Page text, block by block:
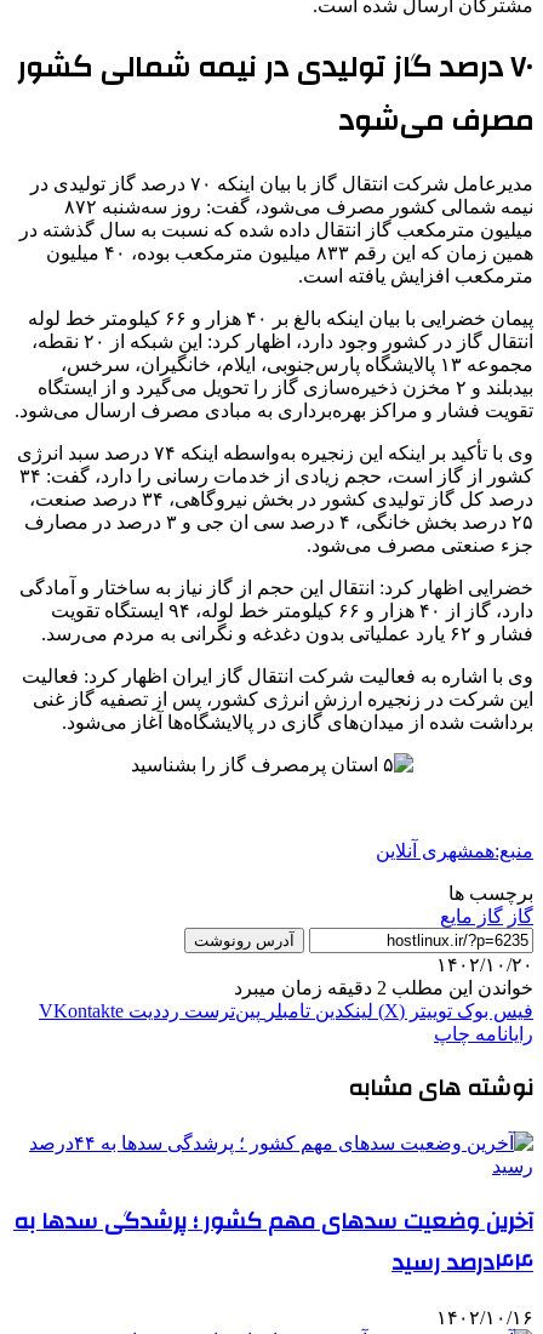
مشترکان ارسال شده است.
۷۰ درصد گاز تولیدی در نیمه شمالی کشور
مصرف می‌شود
مدیرعامل شرکت انتقال گاز با بیان اینکه ۷۰ درصد گاز تولیدی در
نیمه شمالی کشور مصرف می‌شود، گفت: روز سه‌شنبه ۸۷۲
میلیون مترمکعب گاز انتقال داده شده که نسبت به سال گذشته در
همین زمان که این رقم ۸۳۳ میلیون مترمکعب بوده، ۴۰ میلیون
مترمکعب افزایش یافته است. ‌
پیمان خضرایی با بیان اینکه بالغ بر ۴۰ هزار و ۶۶ کیلومتر خط لوله
انتقال گاز در کشور وجود دارد، اظهار کرد: این شبکه از ۲۰ نقطه،
مجموعه ۱۳ پالایشگاه پارس‌جنوبی، ایلام، خانگیران، سرخس،
بیدبلند و ۲ مخزن ذخیره‌سازی گاز را تحویل می‌گیرد و از ایستگاه
تقویت فشار و مراکز بهره‌برداری به مبادی مصرف ارسال می‌شود.
وی با تأکید بر اینکه این زنجیره به‌واسطه اینکه ۷۴ درصد سبد انرژی
کشور از گاز است، حجم زیادی از خدمات رسانی را دارد، گفت: ۳۴
درصد کل گاز تولیدی کشور در بخش نیروگاهی، ۳۴ درصد صنعت،
۲۵ درصد بخش خانگی، ۴ درصد سی ان جی و ۳ درصد در مصارف
جزء صنعتی مصرف می‌شود. ‌
خضرایی اظهار کرد: انتقال این حجم از گاز نیاز به ساختار و آمادگی
دارد، گاز از ۴۰ هزار و ۶۶ کیلومتر خط لوله، ۹۴ ایستگاه تقویت
فشار و ۶۲ یارد عملیاتی بدون دغدغه و نگرانی به مردم می‌رسد.
وی با اشاره به فعالیت شرکت انتقال گاز ایران اظهار کرد: فعالیت
این شرکت در زنجیره ارزش انرژی کشور، پس از تصفیه گاز غنی
برداشت شده از میدان‌های گازی در پالایشگاه‌ها آغاز می‌شود.
منبع:همشهری آنلاین
برچسب ها
گاز گاز مايع
آدرس رونوشت
۱۴۰۲/۱۰/۲۰
خواندن این مطلب 2 دقیقه زمان میبرد
فیس بوک توییتر (X) لینکدین ‫تامبلر ‫پین‌ترست ‫رددیت ‫VKontakte
رایانامه چاپ
نوشته های مشابه
آخرین وضعیت سدهای مهم کشور ؛ پرشدگی سدها به
۴۴درصد رسید
۱۴۰۲/۱۰/۱۶